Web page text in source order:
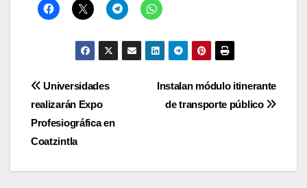
Navegación
de
entradas
Instalan módulo itinerante
de transporte público
Universidades
realizarán Expo
Profesiográfica en
Coatzintla